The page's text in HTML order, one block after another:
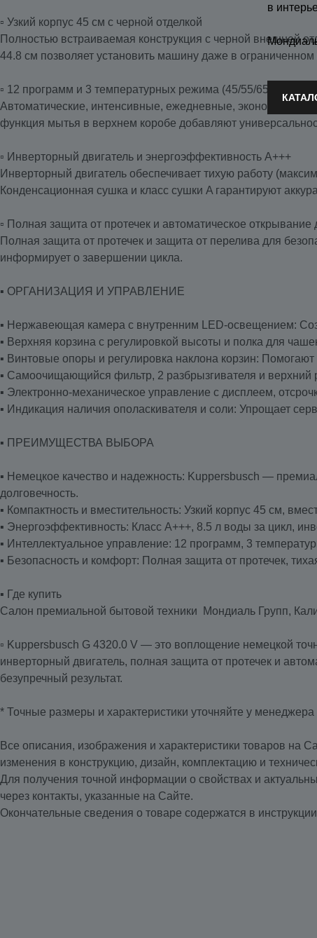
▫️ Узкий корпус 45 см с черной отделкой
Полностью встраиваемая конструкция с черной внешней
44.8 см позволяет установить машину даже в
▫️ 12 программ и 3 температурных режима (45/55/65 °C)
Автоматические, интенсивные, ежедневные, экономичные
функция мытья в верхнем коробе добавляют
▫️ Инверторный двигатель и энергоэффективность A+++
Инверторный двигатель обеспечивает тихую работу
Конденсационная сушка и класс сушки A гарантируют
▫️ Полная защита от протечек и автоматическое открывание
Полная защита от протечек и защита от перелива для
информирует о завершении цикла.
▪️ ОРГАНИЗАЦИЯ И УПРАВЛЕНИЕ
▪️ Нержавеющая камера с внутренним LED-освещением:
▪️ Верхняя корзина с регулировкой высоты и полка для
▪️ Винтовые опоры и регулировка наклона корзин:
▪️ Самоочищающийся фильтр, 2 разбрызгивателя и верхний
▪️ Электронно-механическое управление с дисплеем,
▪️ Индикация наличия ополаскивателя и соли: Упрощает
▪️ ПРЕИМУЩЕСТВА ВЫБОРА
▪️ Немецкое качество и надежность: Kuppersbusch —
долговечность.
▪️ Компактность и вместительность: Узкий корпус 45 см,
▪️ Энергоэффективность: Класс A+++, 8.5 л воды за цикл,
▪️ Интеллектуальное управление: 12 программ, 3
▪️ Безопасность и комфорт: Полная защита от протечек,
▪️ Где купить
Салон премиальной бытовой техники Мондиаль Групп,
▫️ Kuppersbusch G 4320.0 V — это воплощение немецкой
инверторный двигатель, полная защита от протечек и
безупречный результат.
* Точные размеры и характеристики уточняйте у менеджера
Все описания, изображения и характеристики товаров на
изменения в конструкцию, дизайн, комплектацию и
Для получения точной информации о свойствах и
через контакты, указанные на Сайте.
Окончательные сведения о товаре содержатся в
в